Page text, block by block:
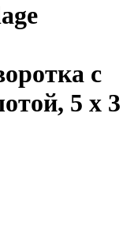
с
5 х 3